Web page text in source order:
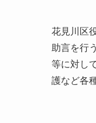
花見川区
助言を行
等に対し
護など各